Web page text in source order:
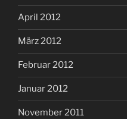
April 2012
März 2012
Februar 2012
Januar 2012
November 2011